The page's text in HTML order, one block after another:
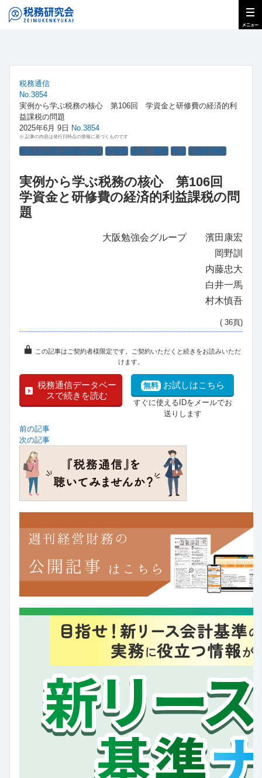
税務通信
No.3854
実例から学ぶ税務の核心 第106回 学資金と研修費の経済的利
益課税の問題
2025年6月 9日 No.3854
※ 記事の内容は発行日時点の情報に基づくものです
実例から学ぶ税務の核心 所得税 裁判・裁決 解説 非課税所得
実例から学ぶ税務の核心 第106回
学資金と研修費の経済的利益課税の問
題
大阪勉強会グループ 濱田康宏
岡野訓
内藤忠大
白井一馬
村木慎吾
( 36頁)
この記事はご契約者様限定です。ご契約いただくと続きをお読みいただ
けます。
税務通信データベー
スで続きを読む
無料 お試しはこちら
すぐに使えるIDをメールでお
送りします
前の記事
次の記事